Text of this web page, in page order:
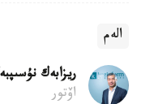
الەم
ريزابەك
اۆتور